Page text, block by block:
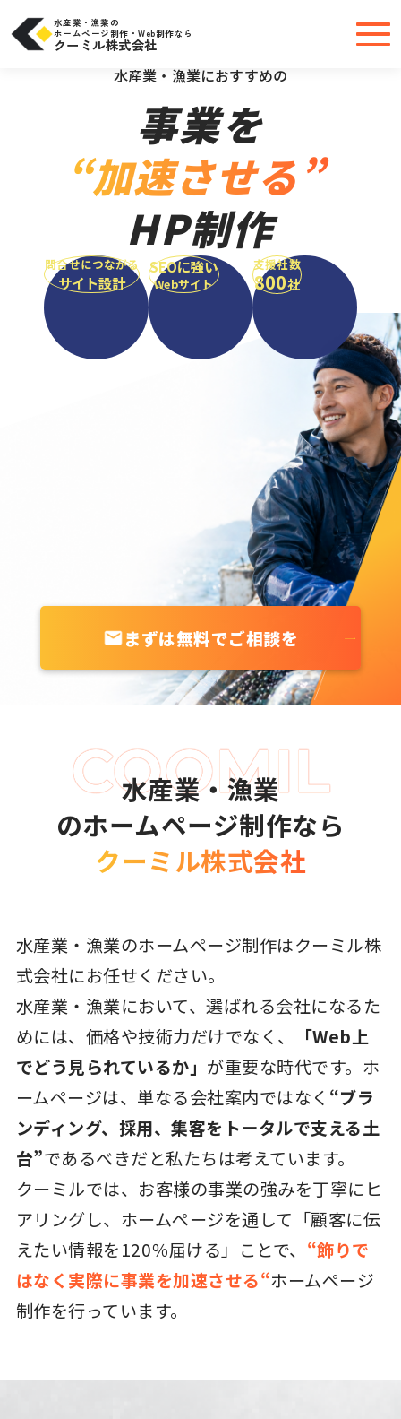
水産業・漁業の
ホームページ制作・Web制作なら
クーミル株式会社
＼大手・中小問わず実績豊富だから安心／
水産業・漁業におすすめの
事業を
“加速させる”
HP制作
問合せにつながる
サイト設計
SEOに強い
Webサイト
支援社数
800社
まずは無料でご相談を
水産業・漁業
のホームページ制作なら
クーミル株式会社
水産業・漁業のホームページ制作はクーミル株
式会社にお任せください。
水産業・漁業において、選ばれる会社になるた
めには、価格や技術力だけでなく、
「Web上
でどう見られているか」 が重要な時代です。ホ
ームページは、単なる会社案内ではなく “ブラ
ンディング、採用、集客をトータルで支える土
台”であるべきだと私たちは考えています。
クーミルでは、お客様の事業の強みを丁寧にヒ
アリングし、ホームページを通して「顧客に伝
えたい情報を120％届ける」ことで、 “飾りで
はなく実際に事業を加速させる“ホームページ
制作を行っています。